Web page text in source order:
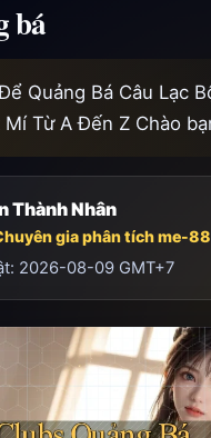
bá
Quảng Bá Câu Lạc
Mí Từ A Đến Z Chào
Thành Nhân
gia phân tích me-88
2026-08-09 GMT+7